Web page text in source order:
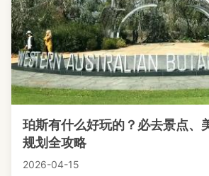
珀斯有什么好玩的？必去景点、
规划全攻略
2026-04-15